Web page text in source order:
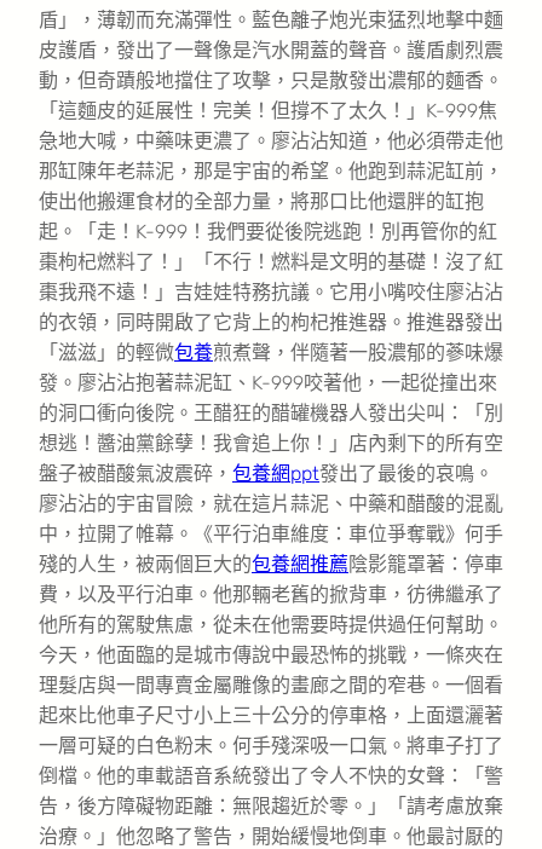
盾」，薄韌而充滿彈性。藍色離子炮光束猛烈地擊中麵
皮護盾，發出了一聲像是汽水開蓋的聲音。護盾劇烈震
動，但奇蹟般地擋住了攻擊，只是散發出濃郁的麵香。
「這麵皮的延展性！完美！但撐不了太久！」K-999焦
急地大喊，中藥味更濃了。廖沾沾知道，他必須帶走他
那缸陳年老蒜泥，那是宇宙的希望。他跑到蒜泥缸前，
使出他搬運食材的全部力量，將那口比他還胖的缸抱
起。「走！K-999！我們要從後院逃跑！別再管你的紅
棗枸杞燃料了！」「不行！燃料是文明的基礎！沒了紅
棗我飛不遠！」吉娃娃特務抗議。它用小嘴咬住廖沾沾
的衣領，同時開啟了它背上的枸杞推進器。推進器發出
「滋滋」的輕微包養煎煮聲，伴隨著一股濃郁的蔘味爆
發。廖沾沾抱著蒜泥缸、K-999咬著他，一起從撞出來
的洞口衝向後院。王醋狂的醋罐機器人發出尖叫：「別
想逃！醬油黨餘孽！我會追上你！」店內剩下的所有空
盤子被醋酸氣波震碎， 包養網ppt發出了最後的哀鳴。
廖沾沾的宇宙冒險，就在這片蒜泥、中藥和醋酸的混亂
中，拉開了帷幕。《平行泊車維度：車位爭奪戰》何手
殘的人生，被兩個巨大的包養網推薦陰影籠罩著：停車
費，以及平行泊車。他那輛老舊的掀背車，彷彿繼承了
他所有的駕駛焦慮，從未在他需要時提供過任何幫助。
今天，他面臨的是城市傳說中最恐怖的挑戰，一條夾在
理髮店與一間專賣金屬雕像的畫廊之間的窄巷。一個看
起來比他車子尺寸小上三十公分的停車格，上面還灑著
一層可疑的白色粉末。何手殘深吸一口氣。將車子打了
倒檔。他的車載語音系統發出了令人不快的女聲：「警
告，後方障礙物距離：無限趨近於零。」「請考慮放棄
治療。」他忽略了警告，開始緩慢地倒車。他最討厭的